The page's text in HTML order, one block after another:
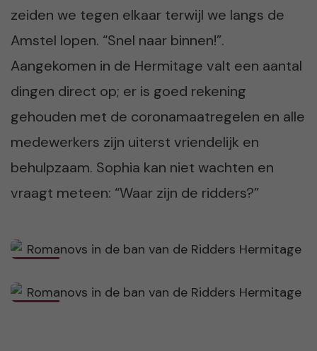
zeiden we tegen elkaar terwijl we langs de
Amstel lopen. “Snel naar binnen!”.
Aangekomen in de Hermitage valt een aantal
dingen direct op; er is goed rekening
gehouden met de coronamaatregelen en alle
medewerkers zijn uiterst vriendelijk en
behulpzaam. Sophia kan niet wachten en
vraagt meteen: “Waar zijn de ridders?”